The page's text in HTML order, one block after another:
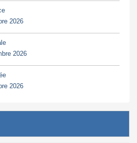
2026
2026
2026